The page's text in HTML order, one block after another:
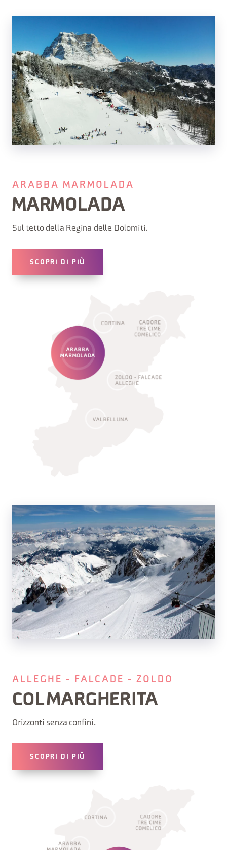
ARABBA MARMOLADA
MARMOLADA
Sul tetto della Regina delle Dolomiti.
SCOPRI DI PIÙ
ALLEGHE - FALCADE - ZOLDO
COL MARGHERITA
Orizzonti senza confini.
SCOPRI DI PIÙ